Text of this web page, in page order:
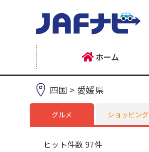
ホーム
四国 > 愛媛県
グルメ ショッピング
ヒット件数 97件